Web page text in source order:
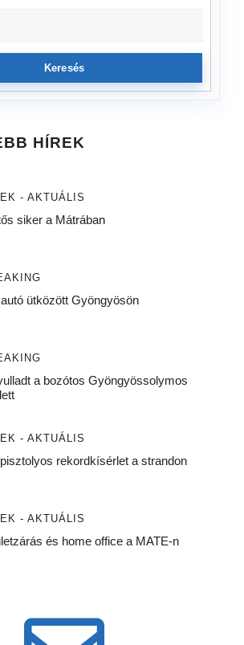
Keresés
HÍREK
- AKTUÁLIS
siker a Mátrában
ütközött Gyöngyösön
a bozótos Gyöngyössolymos
- AKTUÁLIS
rekordkísérlet a strandon
- AKTUÁLIS
és home office a MATE-n